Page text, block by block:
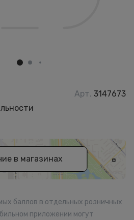
Арт. 3147673
в магазинах
баллов в отдельных розничных
приложении могут